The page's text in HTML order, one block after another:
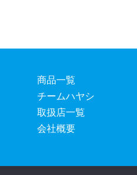
商品一覧
チームハヤシ
取扱店一覧
会社概要